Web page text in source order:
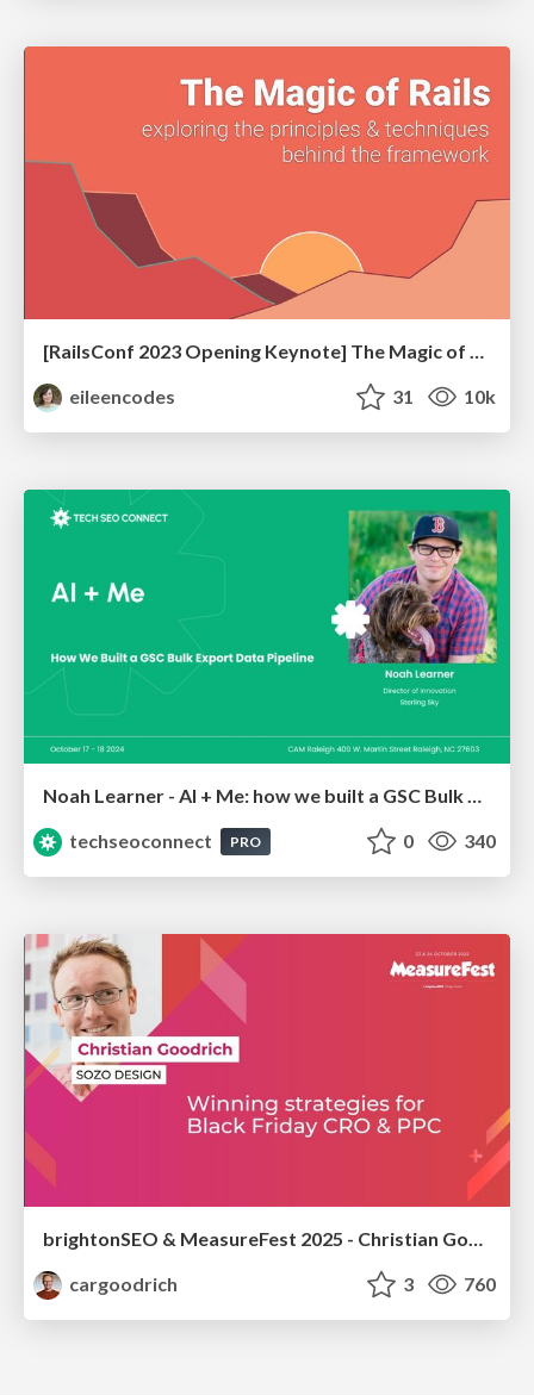
[RailsConf 2023 Opening Keynote] The Magic of Rails
eileencodes
31 10k
techseoconnect
PRO 0 340
brightonSEO & MeasureFest 2025 - Christian Goodrich - Winning strategies for Black Friday CRO & PPC
cargoodrich
3 760